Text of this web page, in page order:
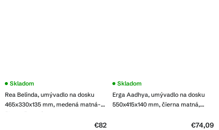
Rea Belinda, umývadlo na dosku
465x330x135 mm, medená matná-
čierna štruktúra, REA-U6384
Skladom
€82
Erga Aadhya, umývadlo na dosku
550x415x140 mm, čierna matná,
Skladom
€74,09